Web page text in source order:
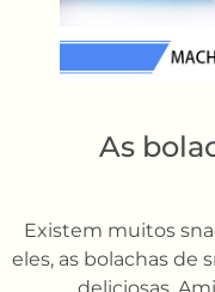
As
Existem muitos
eles, as bolachas de